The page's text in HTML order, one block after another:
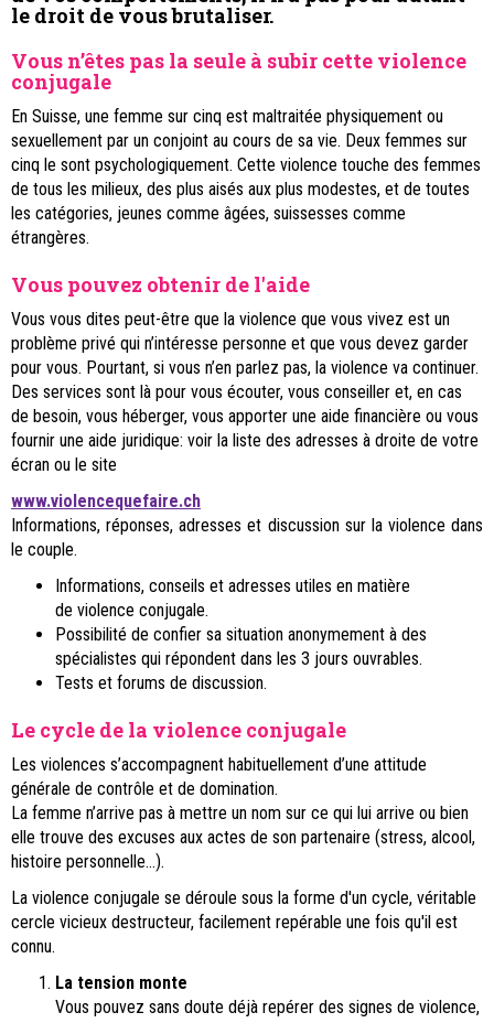
le droit de vous brutaliser.
Vous n’êtes pas la seule à subir cette violence
conjugale
En Suisse, une femme sur cinq est maltraitée physiquement ou
sexuellement par un conjoint au cours de sa vie. Deux femmes sur
cinq le sont psychologiquement. Cette violence touche des femmes
de tous les milieux, des plus aisés aux plus modestes, et de toutes
les catégories, jeunes comme âgées, suissesses comme
étrangères.
Vous pouvez obtenir de l'aide
Vous vous dites peut-être que la violence que vous vivez est un
problème privé qui n’intéresse personne et que vous devez garder
pour vous. Pourtant, si vous n’en parlez pas, la violence va continuer.
Des services sont là pour vous écouter, vous conseiller et, en cas
de besoin, vous héberger, vous apporter une aide financière ou vous
fournir une aide juridique: voir la liste des adresses à droite de votre
écran ou le site
www.violencequefaire.ch
Informations, réponses, adresses et discussion sur la violence dans
le couple.
Informations, conseils et adresses utiles en matière
de violence conjugale.
Possibilité de confier sa situation anonymement à des
spécialistes qui répondent dans les 3 jours ouvrables.
Tests et forums de discussion.
Le cycle de la violence conjugale
Les violences s’accompagnent habituellement d’une attitude
générale de contrôle et de domination.
La femme n’arrive pas à mettre un nom sur ce qui lui arrive ou bien
elle trouve des excuses aux actes de son partenaire (stress, alcool,
histoire personnelle…).
La violence conjugale se déroule sous la forme d'un cycle, véritable
cercle vicieux destructeur, facilement repérable une fois qu'il est
connu.
La tension monte
Vous pouvez sans doute déjà repérer des signes de violence,